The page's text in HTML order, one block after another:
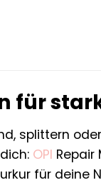
für
splittern
OPI Repair
für deine